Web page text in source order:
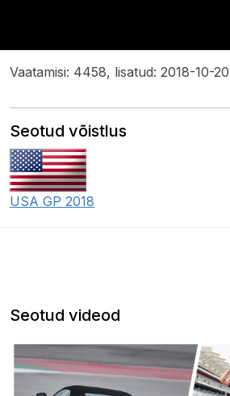
Vaatamisi: 4458, lisatud: 2018-10-
Seotud võistlus
USA GP 2018
Seotud videod